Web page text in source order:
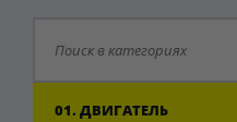
01. ДВИГАТЕЛЬ